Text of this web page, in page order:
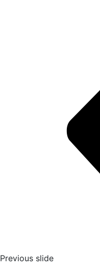
Previous slide